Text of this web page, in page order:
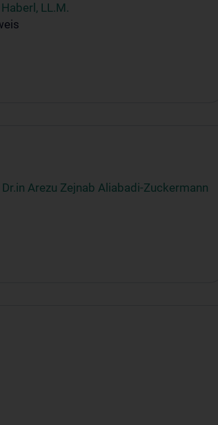
LL.M.
Arezu Zejnab Aliabadi-Zuckermann